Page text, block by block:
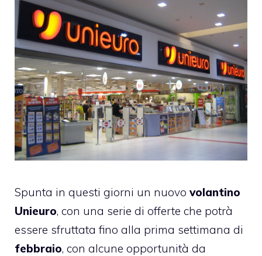
Spunta in questi giorni un nuovo volantino
Unieuro, con una serie di offerte che potrà
essere sfruttata fino alla prima settimana di
febbraio, con alcune opportunità da